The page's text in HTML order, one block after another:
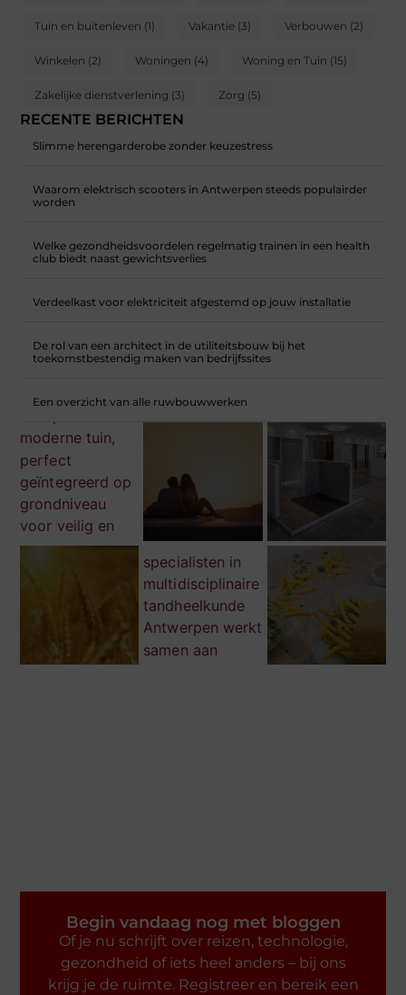
Tuin en buitenleven (1) Vakantie (3) Verbouwen (2)
Winkelen (2) Woningen (4) Woning en Tuin (15)
Zakelijke dienstverlening (3) Zorg (5)
RECENTE BERICHTEN
Slimme herengarderobe zonder keuzestress
Waarom elektrisch scooters in Antwerpen steeds populairder
worden
Welke gezondheidsvoordelen regelmatig trainen in een health
club biedt naast gewichtsverlies
Verdeelkast voor elektriciteit afgestemd op jouw installatie
De rol van een architect in de utiliteitsbouw bij het
toekomstbestendig maken van bedrijfssites
Een overzicht van alle ruwbouwwerken
Begin vandaag nog met bloggen
Of je nu schrijft over reizen, technologie,
gezondheid of iets heel anders – bij ons
krijg je de ruimte. Registreer en bereik een